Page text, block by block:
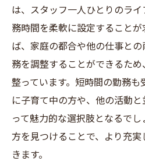
は、スタッフ一人ひとりのラ
務時間を柔軟に設定すること
ば、家庭の都合や他の仕事と
務を調整することができるた
整っています。短時間の勤務
に子育て中の方や、他の活動
って魅力的な選択肢となるで
方を見つけることで、より充
きます。